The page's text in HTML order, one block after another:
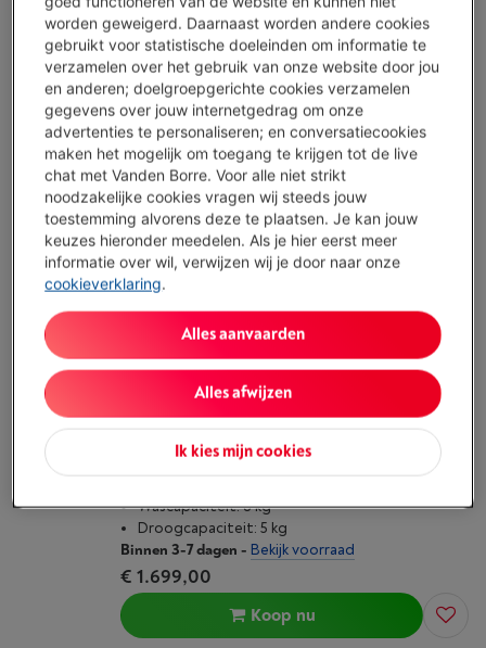
AEG LWR7676BI - 7000 PROSTEAM
(2)
Type: Inbouw was- droogcombinatie
Wascapaciteit: 7 kg
Droogcapaciteit: 4 kg
Beschikbaar vanaf di. 18 augustus
€ 1.599,00
Inbouwactie
Koop nu
Vergelijken
MIELE WT1 - WTD 280 WCS SOFTCARE &
STEAMCARE
Wascapaciteit: 8 kg
Droogcapaciteit: 5 kg
Binnen 3-7 dagen - Bekijk voorraad
€ 1.699,00
Koop nu
worden geweigerd. Daarnaast worden andere cookies
gebruikt voor statistische doeleinden om informatie te
verzamelen over het gebruik van onze website door jou
en anderen; doelgroepgerichte cookies verzamelen
gegevens over jouw internetgedrag om onze
advertenties te personaliseren; en conversatiecookies
maken het mogelijk om toegang te krijgen tot de live
chat met Vanden Borre. Voor alle niet strikt
noodzakelijke cookies vragen wij steeds jouw
toestemming alvorens deze te plaatsen. Je kan jouw
keuzes hieronder meedelen. Als je hier eerst meer
informatie over wil, verwijzen wij je door naar onze
cookieverklaring.
Ik kies mijn cookies
Alles afwijzen
Alles aanvaarden